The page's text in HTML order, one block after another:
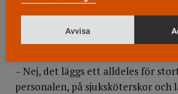
Men ska det behöva gå så långt att
lokaltidningen och varnar för att de
kompetens? Är det etiskt
– Nej, det läggs ett alldeles för
personalen, på sjuksköterskor och
Avvisa